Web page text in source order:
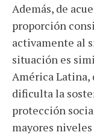
Además, de
proporción
activamente al
situación es
América
dificulta la
protección
mayores